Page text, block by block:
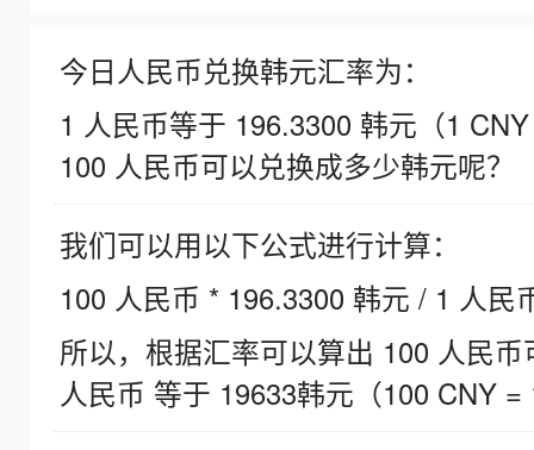
今日人民币兑换韩元汇率为：
1 人民币等于 196.3300 韩元（1
100 人民币可以兑换成多少韩元呢？
我们可以用以下公式进行计算：
100 人民币 * 196.3300 韩元 / 1 人民
所以，根据汇率可以算出 100 人民
人民币 等于 19633韩元（100 CNY =